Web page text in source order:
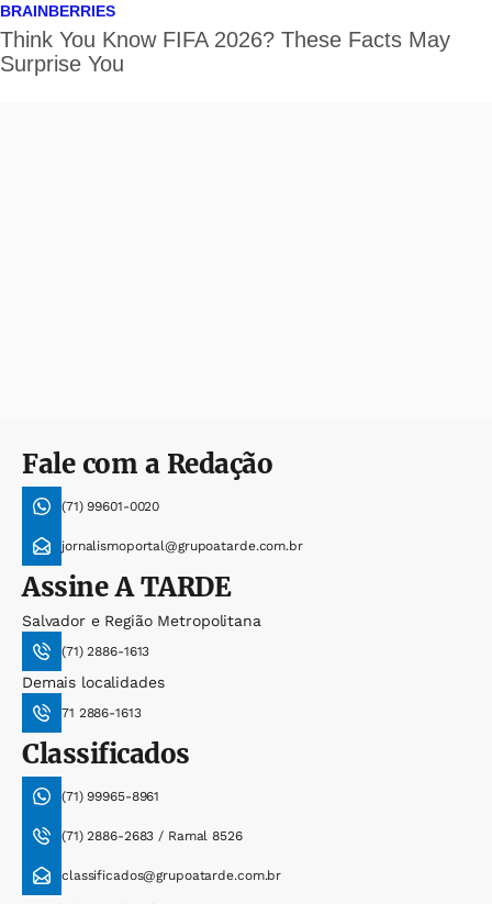
Fale com a Redação
(71) 99601-0020
jornalismoportal@grupoatarde.com.br
AssineA TARDE
Salvador e Região Metropolitana
(71) 2886-1613
Demais localidades
71 2886-1613
Classificados
(71) 99965-8961
(71) 2886-2683 / Ramal 8526
classificados@grupoatarde.com.br